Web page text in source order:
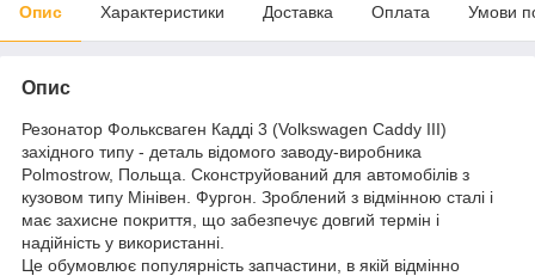
Опис Характеристики Доставка Оплата Умови
Опис
Резонатор Фольксваген Кадді 3 (Volkswagen Caddy III)
західного типу - деталь відомого заводу-виробника
Polmostrow, Польща. Сконструйований для автомобілів з
кузовом типу Мінівен. Фургон. Зроблений з відмінною сталі і
має захисне покриття, що забезпечує довгий термін і
надійність у використанні.
Це обумовлює популярність запчастини, в якій відмінно